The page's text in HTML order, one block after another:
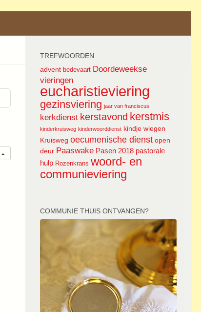
TREFWOORDEN
advent bedevaart Doordeweekse
vieringen
eucharistieviering
gezinsviering jaar van franciscus
kerkdienst kerstavond kerstmis
kinderkruisweg kinderwoorddienst kindje wiegen
Kruisweg oecumenische dienst open
deur Paaswake Pasen 2018 pastorale
hulp Rozenkrans woord- en
communieviering
COMMUNIE THUIS ONTVANGEN?